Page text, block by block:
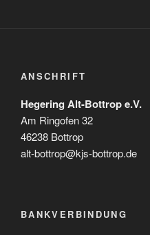
ANSCHRIFT
Hegering Alt-Bottrop e.V.
Am Ringofen 32
46238 Bottrop
alt-bottrop@kjs-bottrop.de
BANKVERBINDUNG